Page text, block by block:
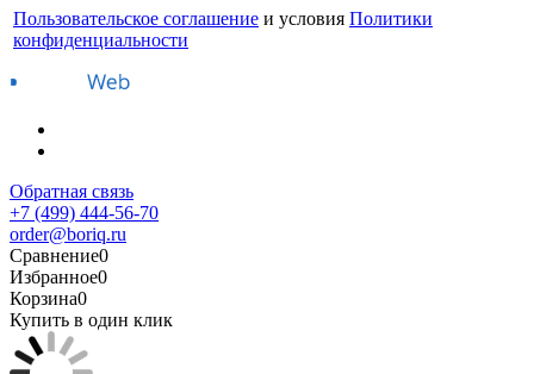
Пользовательское соглашение и условия Политики
конфиденциальности
Обратная связь
+7 (499) 444-56-70
order@boriq.ru
Сравнение0
Избранное0
Корзина0
Купить в один клик